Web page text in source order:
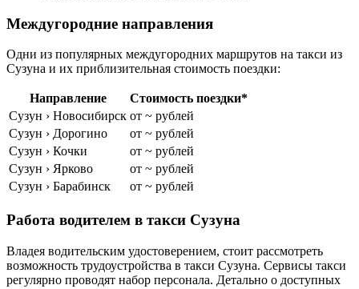
Междугородние направления
Одни из популярных междугородних маршрутов на такси из
Сузуна и их приблизительная стоимость поездки:
Направление
Стоимость поездки*
Сузун › Новосибирск от ~ рублей
Сузун › Дорогино
от ~ рублей
Сузун › Кочки
от ~ рублей
Сузун › Ярково
от ~ рублей
Сузун › Барабинск
от ~ рублей
Работа водителем в такси Сузуна
Владея водительским удостоверением, стоит рассмотреть
возможность трудоустройства в такси Сузуна. Сервисы такси
регулярно проводят набор персонала. Детально о доступных